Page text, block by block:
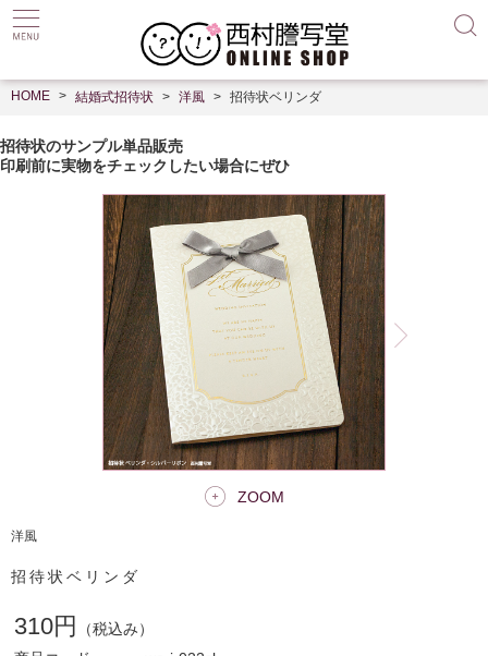
HOME 結婚式招待状 洋風 招待状ベリンダ
招待状のサンプル単品販売
印刷前に実物をチェックしたい場合にぜひ
ZOOM
洋風
招待状ベリンダ
310円
（税込み）